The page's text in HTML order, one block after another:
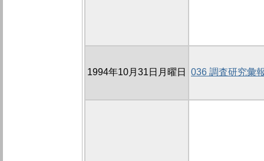
1994年10月31日月曜日 036 調査研究彙